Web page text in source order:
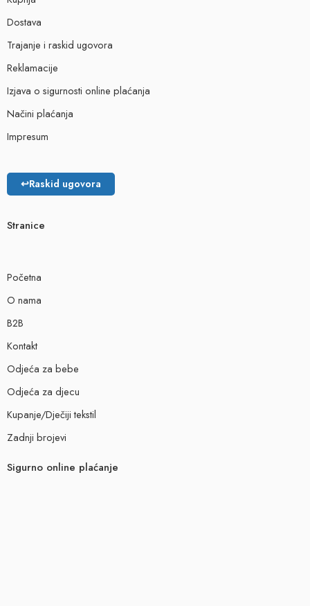
Dostava
Trajanje i raskid ugovora
Reklamacije
Izjava o sigurnosti online plaćanja
Načini plaćanja
Impresum
↩Raskid ugovora
Stranice
Početna
O nama
B2B
Kontakt
Odjeća za bebe
Odjeća za djecu
Kupanje/Dječiji tekstil
Zadnji brojevi
Sigurno online plaćanje